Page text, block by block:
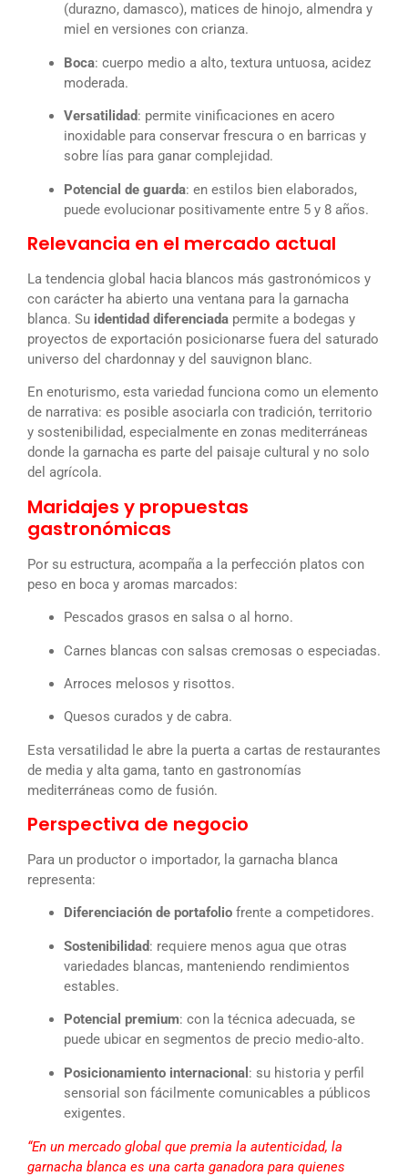
(durazno, damasco), matices de hinojo, almendra y
miel en versiones con crianza.
Boca: cuerpo medio a alto, textura untuosa, acidez
moderada.
Versatilidad: permite vinificaciones en acero
inoxidable para conservar frescura o en barricas y
sobre lías para ganar complejidad.
Potencial de guarda: en estilos bien elaborados,
puede evolucionar positivamente entre 5 y 8 años.
Relevancia en el mercado actual
La tendencia global hacia blancos más gastronómicos y
con carácter ha abierto una ventana para la garnacha
blanca. Su identidad diferenciada permite a bodegas y
proyectos de exportación posicionarse fuera del saturado
universo del chardonnay y del sauvignon blanc.
En enoturismo, esta variedad funciona como un elemento
de narrativa: es posible asociarla con tradición, territorio
y sostenibilidad, especialmente en zonas mediterráneas
donde la garnacha es parte del paisaje cultural y no solo
del agrícola.
Maridajes y propuestas
gastronómicas
Por su estructura, acompaña a la perfección platos con
peso en boca y aromas marcados:
Pescados grasos en salsa o al horno.
Carnes blancas con salsas cremosas o especiadas.
Arroces melosos y risottos.
Quesos curados y de cabra.
Esta versatilidad le abre la puerta a cartas de restaurantes
de media y alta gama, tanto en gastronomías
mediterráneas como de fusión.
Perspectiva de negocio
Para un productor o importador, la garnacha blanca
representa:
Diferenciación de portafolio frente a competidores.
Sostenibilidad: requiere menos agua que otras
variedades blancas, manteniendo rendimientos
estables.
Potencial premium: con la técnica adecuada, se
puede ubicar en segmentos de precio medio-alto.
Posicionamiento internacional : su historia y perfil
sensorial son fácilmente comunicables a públicos
exigentes.
“En un mercado global que premia la autenticidad, la
garnacha blanca es una carta ganadora para quienes